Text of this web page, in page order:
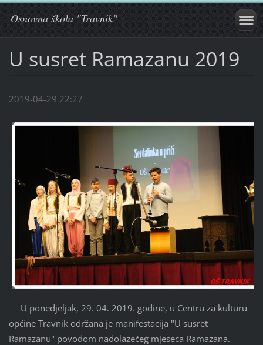
Osnovna škola "Travnik"
U susret Ramazanu 2019
2019-04-29 22:27
U ponedjeljak, 29. 04. 2019. godine, u Centru za kulturu
općine Travnik održana je manifestacija "U susret
Ramazanu" povodom nadolazećeg mjeseca Ramazana.